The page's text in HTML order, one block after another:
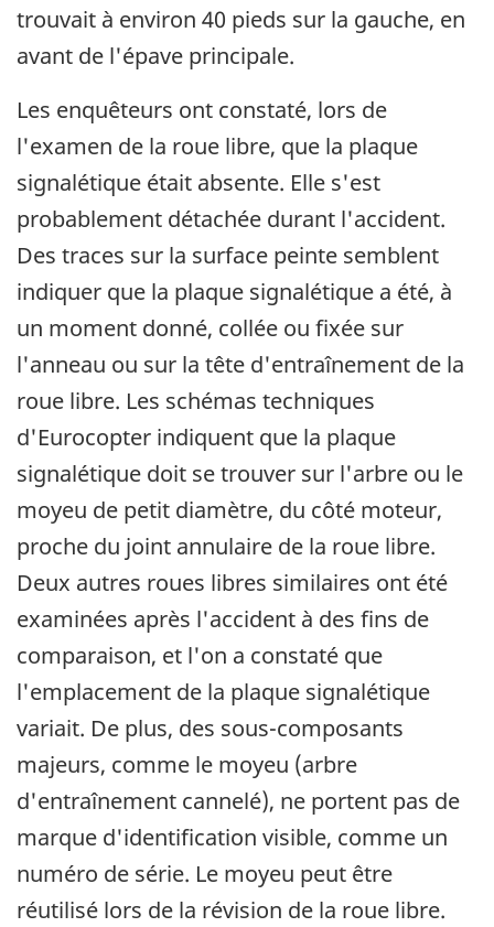
trouvait à environ 40 pieds sur la gauche, en
avant de l'épave principale.
Les enquêteurs ont constaté, lors de
l'examen de la roue libre, que la plaque
signalétique était absente. Elle s'est
probablement détachée durant l'accident.
Des traces sur la surface peinte semblent
indiquer que la plaque signalétique a été, à
un moment donné, collée ou fixée sur
l'anneau ou sur la tête d'entraînement de la
roue libre. Les schémas techniques
d'Eurocopter indiquent que la plaque
signalétique doit se trouver sur l'arbre ou le
moyeu de petit diamètre, du côté moteur,
proche du joint annulaire de la roue libre.
Deux autres roues libres similaires ont été
examinées après l'accident à des fins de
comparaison, et l'on a constaté que
l'emplacement de la plaque signalétique
variait. De plus, des sous-composants
majeurs, comme le moyeu (arbre
d'entraînement cannelé), ne portent pas de
marque d'identification visible, comme un
numéro de série. Le moyeu peut être
réutilisé lors de la révision de la roue libre.